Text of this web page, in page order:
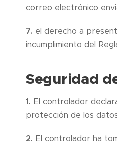
correo electrónico
7. el derecho a
incumplimiento del
Seguridad
1. El controlador
protección de los
2. El controlador ha